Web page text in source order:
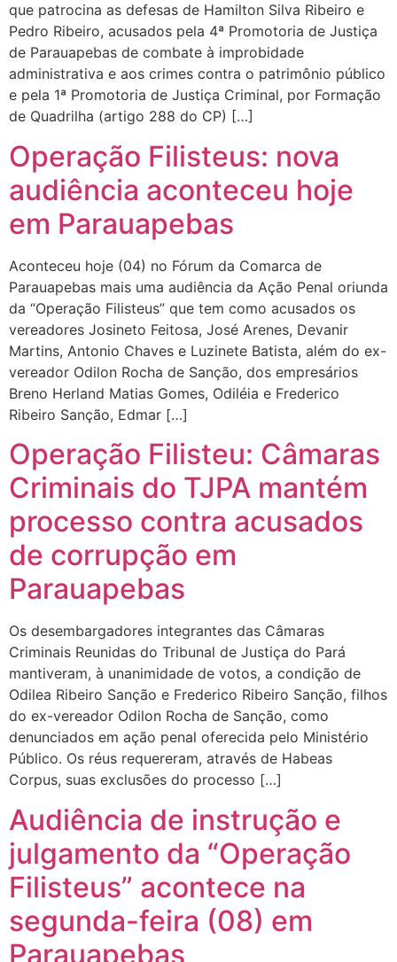
que patrocina as defesas de Hamilton Silva Ribeiro e
Pedro Ribeiro, acusados pela 4ª Promotoria de Justiça
de Parauapebas de combate à improbidade
administrativa e aos crimes contra o patrimônio público
e pela 1ª Promotoria de Justiça Criminal, por Formação
de Quadrilha (artigo 288 do CP) […]
Operação Filisteus: nova
audiência aconteceu hoje
em Parauapebas
Aconteceu hoje (04) no Fórum da Comarca de
Parauapebas mais uma audiência da Ação Penal oriunda
da “Operação Filisteus” que tem como acusados os
vereadores Josineto Feitosa, José Arenes, Devanir
Martins, Antonio Chaves e Luzinete Batista, além do ex-
vereador Odilon Rocha de Sanção, dos empresários
Breno Herland Matias Gomes, Odiléia e Frederico
Ribeiro Sanção, Edmar […]
Operação Filisteu: Câmaras
Criminais do TJPA mantém
processo contra acusados
de corrupção em
Parauapebas
Os desembargadores integrantes das Câmaras
Criminais Reunidas do Tribunal de Justiça do Pará
mantiveram, à unanimidade de votos, a condição de
Odilea Ribeiro Sanção e Frederico Ribeiro Sanção, filhos
do ex-vereador Odilon Rocha de Sanção, como
denunciados em ação penal oferecida pelo Ministério
Público. Os réus requereram, através de Habeas
Corpus, suas exclusões do processo […]
Audiência de instrução e
julgamento da “Operação
Filisteus” acontece na
segunda-feira (08) em
Parauapebas